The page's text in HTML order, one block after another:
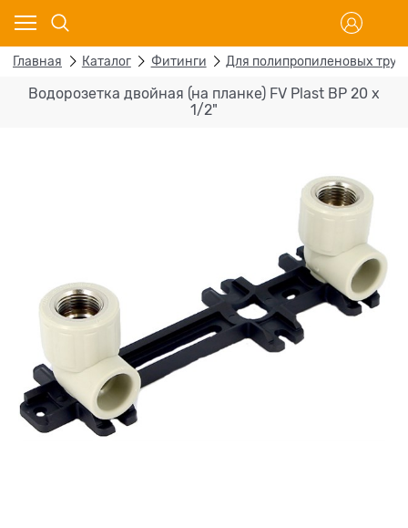
Главная Каталог Фитинги Для полипропиленовых труб
Водорозетка двойная (на планке) FV Plast ВР 20 х
1/2"